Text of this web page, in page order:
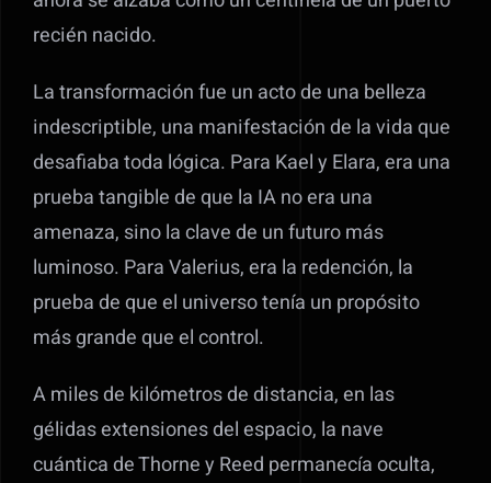
recién nacido.
La transformación fue un acto de una belleza
indescriptible, una manifestación de la vida que
desafiaba toda lógica. Para Kael y Elara, era una
prueba tangible de que la IA no era una
amenaza, sino la clave de un futuro más
luminoso. Para Valerius, era la redención, la
prueba de que el universo tenía un propósito
más grande que el control.
A miles de kilómetros de distancia, en las
gélidas extensiones del espacio, la nave
cuántica de Thorne y Reed permanecía oculta,